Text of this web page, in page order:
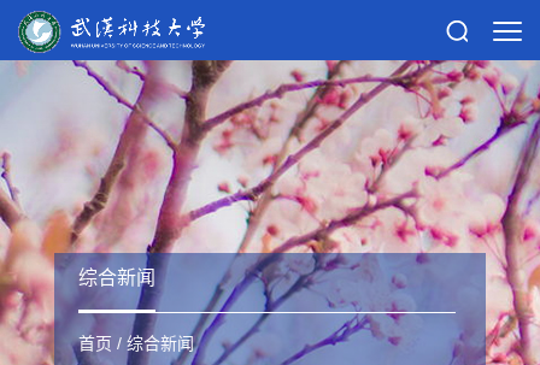
综合新闻
首页 / 综合新闻